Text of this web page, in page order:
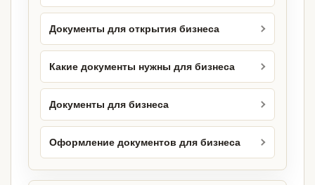
Документы для открытия бизнеса
Какие документы нужны для бизнеса
Документы для бизнеса
Оформление документов для бизнеса